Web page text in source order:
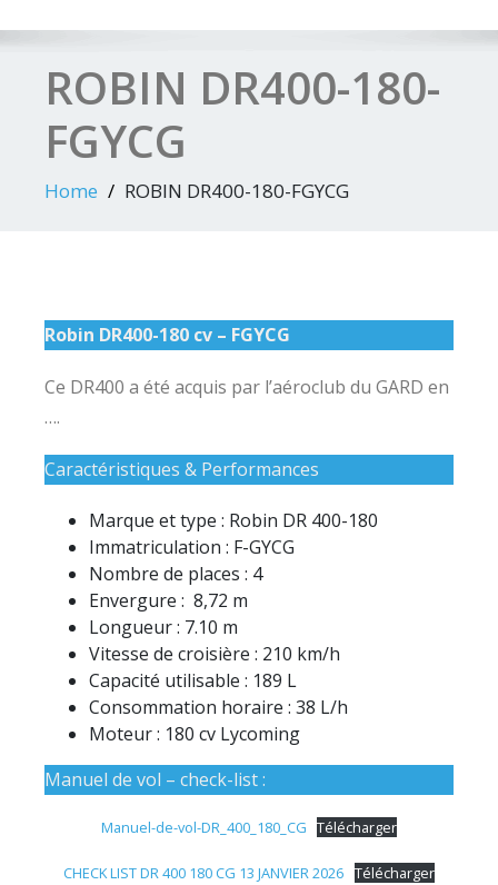
ROBIN DR400-180-
FGYCG
Home ROBIN DR400-180-FGYCG
Robin DR400-180 cv – FGYCG
Ce DR400 a été acquis par l’aéroclub du GARD en
….
Caractéristiques & Performances
Marque et type : Robin DR 400-180
Immatriculation : F-GYCG
Nombre de places : 4
Envergure : 8,72 m
Longueur : 7.10 m
Vitesse de croisière : 210 km/h
Capacité utilisable : 189 L
Consommation horaire : 38 L/h
Moteur : 180 cv Lycoming
Manuel de vol – check-list :
Manuel-de-vol-DR_400_180_CG Télécharger
CHECK LIST DR 400 180 CG 13 JANVIER 2026 Télécharger